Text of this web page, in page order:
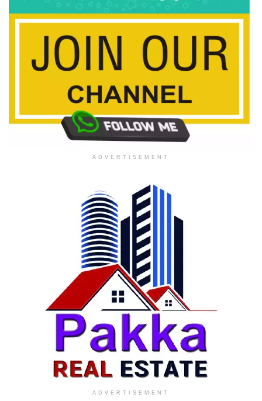
ADVERTISEMENT
ADVERTISEMENT